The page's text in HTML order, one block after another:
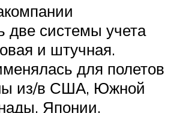
две системы учета
и штучная.
для полетов
из/в США, Южной
Японии,